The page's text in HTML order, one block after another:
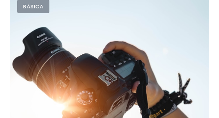
BÁSICA